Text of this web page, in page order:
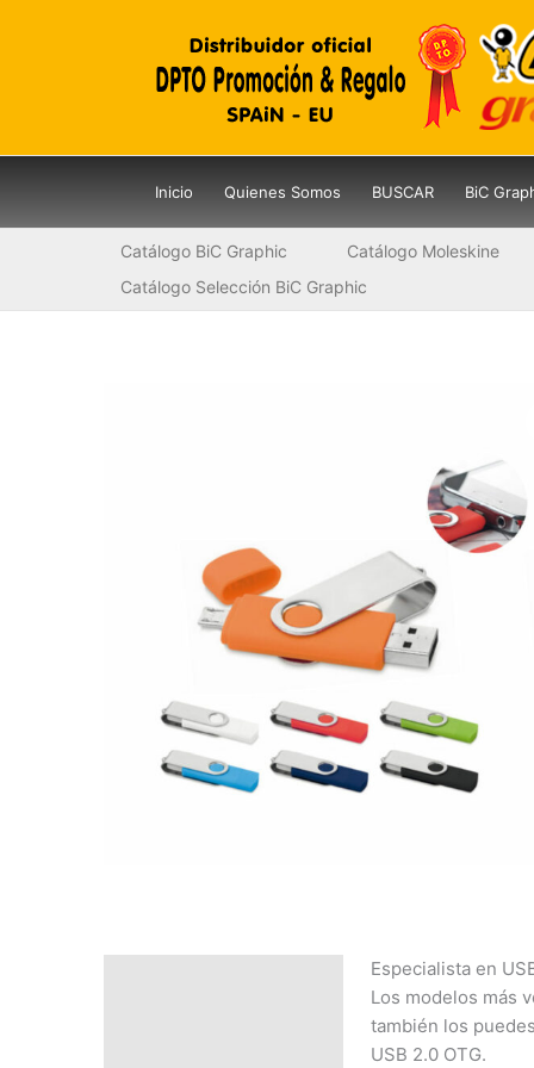
Inicio Quienes Somos BUSCAR BiC
Catálogo BiC Graphic Catálogo Moleskine
Catálogo Selección BiC Graphic
Especialista en
Los modelos más
también los
USB 2.0 OTG.